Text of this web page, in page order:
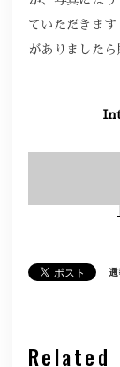
ていただきま
がありました
通
Related